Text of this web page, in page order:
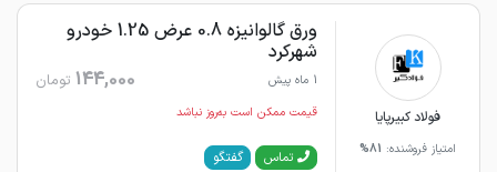
فولاد کبیرپایا
امتیاز فروشنده: 81%
ورق گالوانیزه 0.8 عرض 1.25 خودرو
شهرکرد
1 ماه پیش 144,000 تومان
قیمت ممکن است به‌روز نباشد
تماس گفتگو